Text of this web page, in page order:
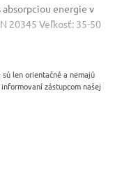
energie v
20345 Veľkosť: 35-50
sú len orientačné a nemajú
zástupcom našej